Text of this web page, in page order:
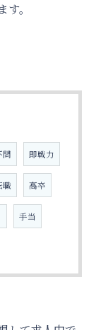
。
問 即戦力
職 高卒
手当